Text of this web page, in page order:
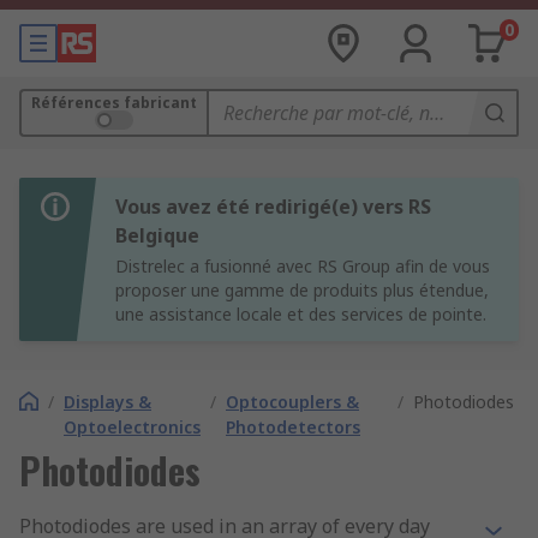
0
Références fabricant
Vous avez été redirigé(e) vers RS
Belgique
Distrelec a fusionné avec RS Group afin de vous
proposer une gamme de produits plus étendue,
une assistance locale et des services de pointe.
/ Displays &
Optoelectronics
/ Optocouplers &
Photodetectors
/ Photodiodes
Photodiodes
Photodiodes are used in an array of every day